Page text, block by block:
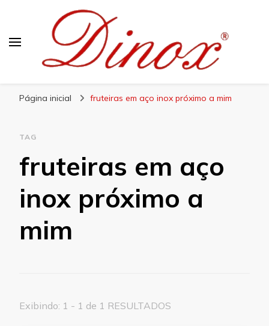
Página inicial fruteiras em aço inox próximo a mim
TAG
fruteiras em aço
inox próximo a
mim
Exibindo: 1 - 1 de 1 RESULTADOS